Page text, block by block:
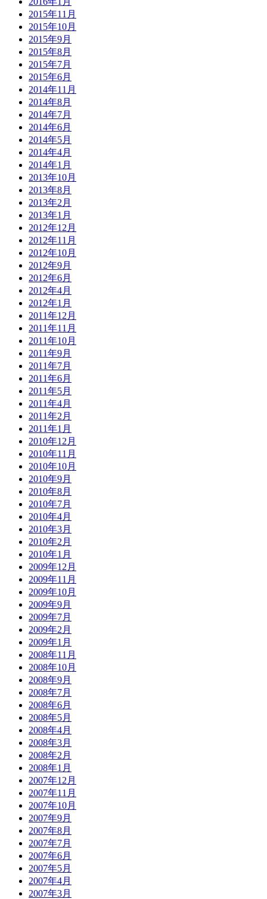
2015年11月
2015年10月
2015年9月
2015年8月
2015年7月
2015年6月
2014年11月
2014年8月
2014年7月
2014年6月
2014年5月
2014年4月
2014年1月
2013年10月
2013年8月
2013年2月
2013年1月
2012年12月
2012年11月
2012年10月
2012年9月
2012年6月
2012年4月
2012年1月
2011年12月
2011年11月
2011年10月
2011年9月
2011年7月
2011年6月
2011年5月
2011年4月
2011年2月
2011年1月
2010年12月
2010年11月
2010年10月
2010年9月
2010年8月
2010年7月
2010年4月
2010年3月
2010年2月
2010年1月
2009年12月
2009年11月
2009年10月
2009年9月
2009年7月
2009年2月
2009年1月
2008年11月
2008年10月
2008年9月
2008年7月
2008年6月
2008年5月
2008年4月
2008年3月
2008年2月
2008年1月
2007年12月
2007年11月
2007年10月
2007年9月
2007年8月
2007年7月
2007年6月
2007年5月
2007年4月
2007年3月